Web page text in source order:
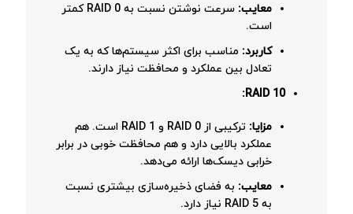
معایب:
سرعت نوشتن نسبت به RAID 0 کمتر
است.
کاربرد: مناسب برای اکثر سیستم‌ها که به یک
تعادل بین عملکرد و محافظت نیاز دارند.
RAID 10:
مزایا:
ترکیبی از RAID 0 و RAID 1 است. هم
عملکرد بالایی دارد و هم محافظت خوبی در برابر
خرابی دیسک‌ها ارائه می‌دهد.
معایب: به فضای ذخیره‌سازی بیشتری نسبت
به RAID 5 نیاز دارد.